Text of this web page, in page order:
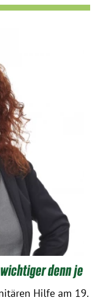
denn je
Hilfe am 19.